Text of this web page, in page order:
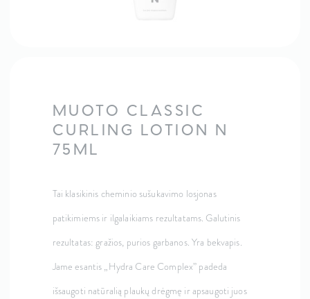
MUOTO CLASSIC
CURLING LOTION N
75ML
Tai klasikinis cheminio sušukavimo losjonas
patikimiems ir ilgalaikiams rezultatams. Galutinis
rezultatas: gražios, purios garbanos. Yra bekvapis.
Jame esantis „Hydra Care Complex” padeda
išsaugoti natūralią plaukų drėgmę ir apsaugoti juos